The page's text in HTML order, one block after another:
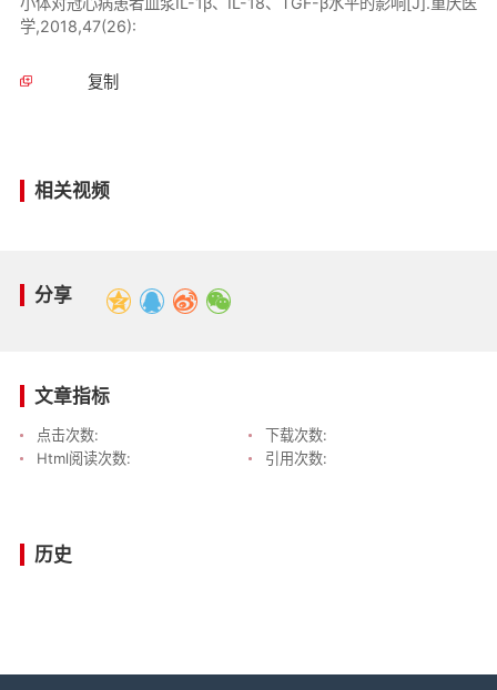
学,2018,47(26):
复制
相关视频
分享
文章指标
点击次数:
下载次数:
Html阅读次数:
引用次数:
历史